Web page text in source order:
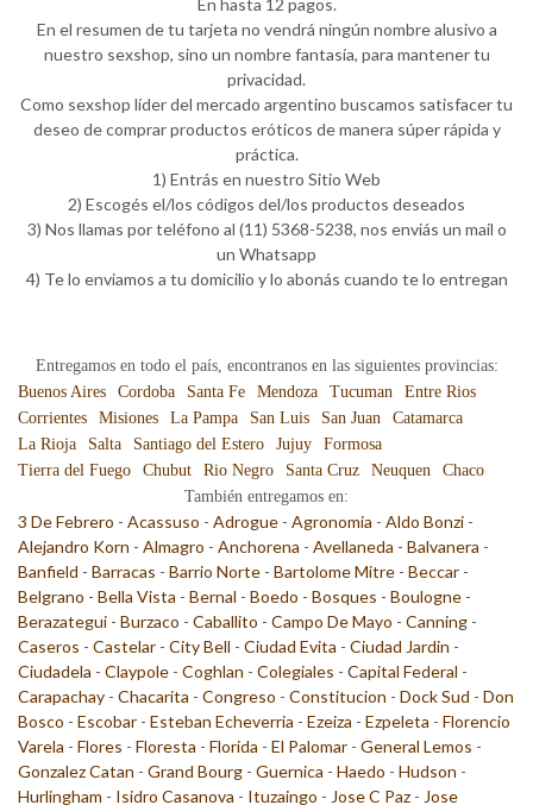
En hasta 12 pagos.
En el resumen de tu tarjeta no vendrá ningún nombre alusivo a
nuestro sexshop, sino un nombre fantasía, para mantener tu
privacidad.
Como sexshop líder del mercado argentino buscamos satisfacer tu
deseo de comprar productos eróticos de manera súper rápida y
práctica.
1) Entrás en nuestro Sitio Web
2) Escogés el/los códigos del/los productos deseados
3) Nos llamas por teléfono al (11) 5368-5238, nos enviás un mail o
un Whatsapp
4) Te lo enviamos a tu domicilio y lo abonás cuando te lo entregan
Entregamos en todo el país, encontranos en las siguientes provincias:
Buenos Aires
Cordoba Santa Fe Mendoza Tucuman
Entre Rios
Corrientes
Misiones La Pampa San Luis San Juan
Catamarca
La Rioja
Salta Santiago del Estero Jujuy
Formosa
Tierra del Fuego
Chubut Rio Negro Santa Cruz Neuquen
Chaco
También entregamos en:
3 De Febrero - Acassuso - Adrogue - Agronomia - Aldo Bonzi -
Alejandro Korn - Almagro - Anchorena - Avellaneda - Balvanera -
Banfield - Barracas - Barrio Norte - Bartolome Mitre - Beccar -
Belgrano - Bella Vista - Bernal - Boedo - Bosques - Boulogne -
Berazategui - Burzaco - Caballito - Campo De Mayo - Canning -
Caseros - Castelar - City Bell - Ciudad Evita - Ciudad Jardin -
Ciudadela - Claypole - Coghlan - Colegiales - Capital Federal -
Carapachay - Chacarita - Congreso - Constitucion - Dock Sud - Don
Bosco - Escobar - Esteban Echeverria - Ezeiza - Ezpeleta - Florencio
Varela - Flores - Floresta - Florida - El Palomar - General Lemos -
Gonzalez Catan - Grand Bourg - Guernica - Haedo - Hudson -
Hurlingham - Isidro Casanova - Ituzaingo - Jose C Paz - Jose